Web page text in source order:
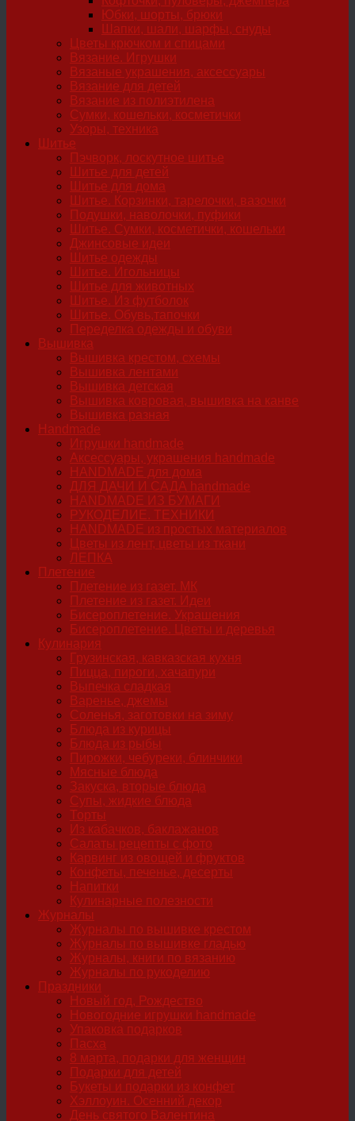
Юбки, шорты, брюки
Шапки, шали, шарфы, снуды
Цветы крючком и спицами
Вязание. Игрушки
Вязаные украшения, аксессуары
Вязание для детей
Вязание из полиэтилена
Сумки, кошельки, косметички
Узоры, техника
Шитье
Пэчворк, лоскутное шитье
Шитье для детей
Шитье для дома
Шитье. Корзинки, тарелочки, вазочки
Подушки, наволочки, пуфики
Шитье. Сумки, косметички, кошельки
Джинсовые идеи
Шитье одежды
Шитье. Игольницы
Шитье для животных
Шитье. Из футболок
Шитье. Обувь,тапочки
Переделка одежды и обуви
Вышивка
Вышивка крестом, схемы
Вышивка лентами
Вышивка детская
Вышивка ковровая, вышивка на канве
Вышивка разная
Handmade
Игрушки handmade
Аксессуары, украшения handmade
HANDMADE для дома
ДЛЯ ДАЧИ И САДА handmade
HANDMADE ИЗ БУМАГИ
РУКОДЕЛИЕ. ТЕХНИКИ
HANDMADE из простых материалов
Цветы из лент, цветы из ткани
ЛЕПКА
Плетение
Плетение из газет. МК
Плетение из газет. Идеи
Бисероплетение. Украшения
Бисероплетение. Цветы и деревья
Кулинария
Грузинская, кавказская кухня
Пицца, пироги, хачапури
Выпечка сладкая
Варенье, джемы
Соленья, заготовки на зиму
Блюда из курицы
Блюда из рыбы
Пирожки, чебуреки, блинчики
Мясные блюда
Закуска, вторые блюда
Супы, жидкие блюда
Торты
Из кабачков, баклажанов
Салаты рецепты с фото
Карвинг из овощей и фруктов
Конфеты, печенье, десерты
Напитки
Кулинарные полезности
Журналы
Журналы по вышивке крестом
Журналы по вышивке гладью
Журналы, книги по вязанию
Журналы по рукоделию
Праздники
Новый год, Рождество
Новогодние игрушки handmade
Упаковка подарков
Пасха
8 марта, подарки для женщин
Подарки для детей
Букеты и подарки из конфет
Хэллоуин. Осенний декор
День святого Валентина